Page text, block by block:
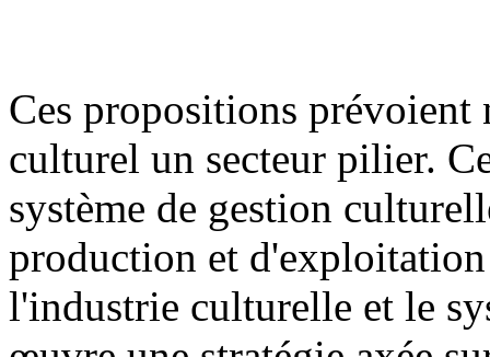
Ces propositions
culturel un secteur pilier.
système de gestion
production et
l'industrie culturelle et le